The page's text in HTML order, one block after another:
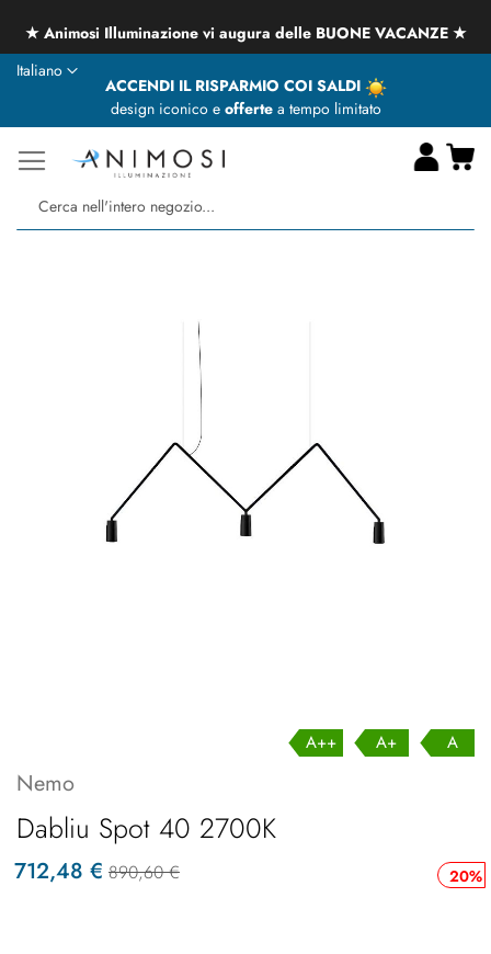
★ Animosi Illuminazione vi augura delle BUONE VACANZE ★
ACCENDI IL RISPARMIO COI SALDI
design iconico e offertea tempo limitato
Lingua
Italiano
A++ A+ A
Nemo
Dabliu Spot 40 2700K
20%
712,48 € 890,60 €